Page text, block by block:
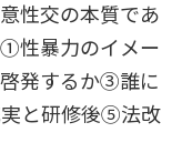
性交の本質であ
性暴力のイメー
発するか③誰に
と研修後⑤法改